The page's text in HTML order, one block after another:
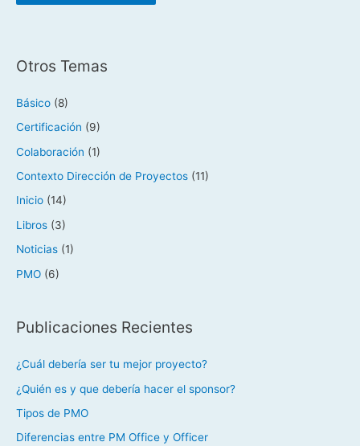
Otros Temas
Básico (8)
Certificación (9)
Colaboración (1)
Contexto Dirección de Proyectos (11)
Inicio (14)
Libros (3)
Noticias (1)
PMO (6)
Publicaciones Recientes
¿Cuál debería ser tu mejor proyecto?
¿Quién es y que debería hacer el sponsor?
Tipos de PMO
Diferencias entre PM Office y Officer